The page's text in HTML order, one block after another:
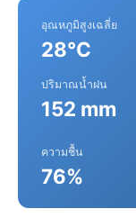
อุณหภูมิสูงเฉลี่ย
28°C
ปริมาณน้ำฝน
152 mm
ความชื้น
76%